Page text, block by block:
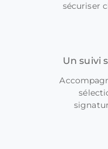
sécuriser
Un suivi